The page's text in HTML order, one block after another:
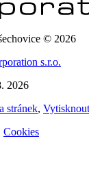
© 2026
s.r.o.
2026
stránek, Vytisknout
Cookies